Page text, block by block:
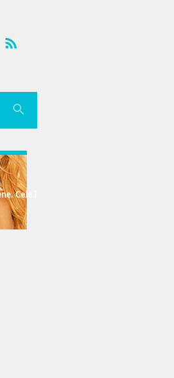
peliculele cu “bang-bang-bum-
Cele înscrise în ADN-ul femeiesc.